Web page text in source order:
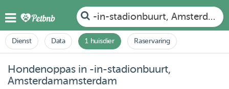
-in-stadionbuurt,
Dienst Data 1 huisdier Raservaring
Hondenoppas in -in-stadionbuurt,
Amsterdamamsterdam